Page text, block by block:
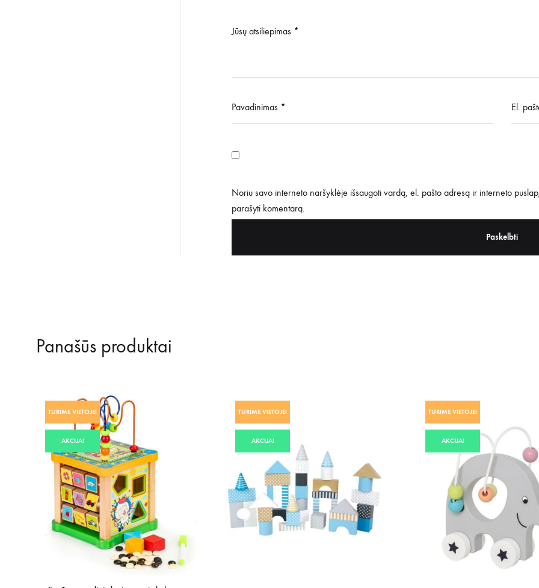
Jūsų atsiliepimas *
Pavadinimas * El.
Noriu savo interneto naršyklėje išsaugoti vardą, el. pašto adresą ir interneto
parašyti komentarą.
Panašūs produktai
TURIME VIETOJE!
AKCIJA!
TURIME VIETOJE!
AKCIJA!
TURIME VIETOJE!
AKCIJA!